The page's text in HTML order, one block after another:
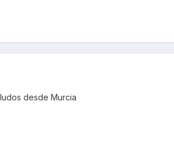
desde Murcia